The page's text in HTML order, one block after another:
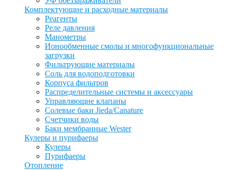
Комплектующие и расходные материалы
Реагенты
Реле давления
Манометры
Ионообменные смолы и многофункциональные
загрузки
Фильтрующие материалы
Соль для водоподготовки
Корпуса фильтров
Распределительные системы и аксессуары
Управляющие клапаны
Солевые баки Jieda/Canature
Счетчики воды
Баки мембранные Wester
Кулеры и пурифаеры
Кулеры
Пурифаеры
Отопление